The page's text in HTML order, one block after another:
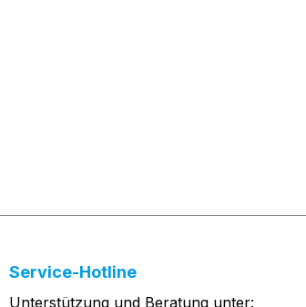
Service-Hotline
Unterstützung und Beratung unter: